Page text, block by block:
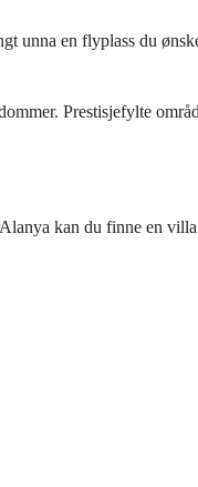
unna en flyplass du
Prestisjefylte
kan du finne en